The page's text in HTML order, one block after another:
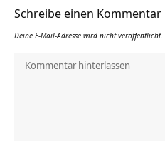
Schreibe einen Kommentar
Deine E-Mail-Adresse wird nicht veröffentlicht.